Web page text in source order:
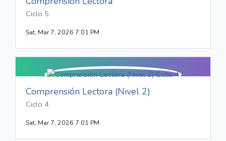
Ciclo 5
Sat, Mar 7, 2026 7:01 PM
Comprensión Lectora (Nivel 2)
Ciclo 4
Sat, Mar 7, 2026 7:01 PM